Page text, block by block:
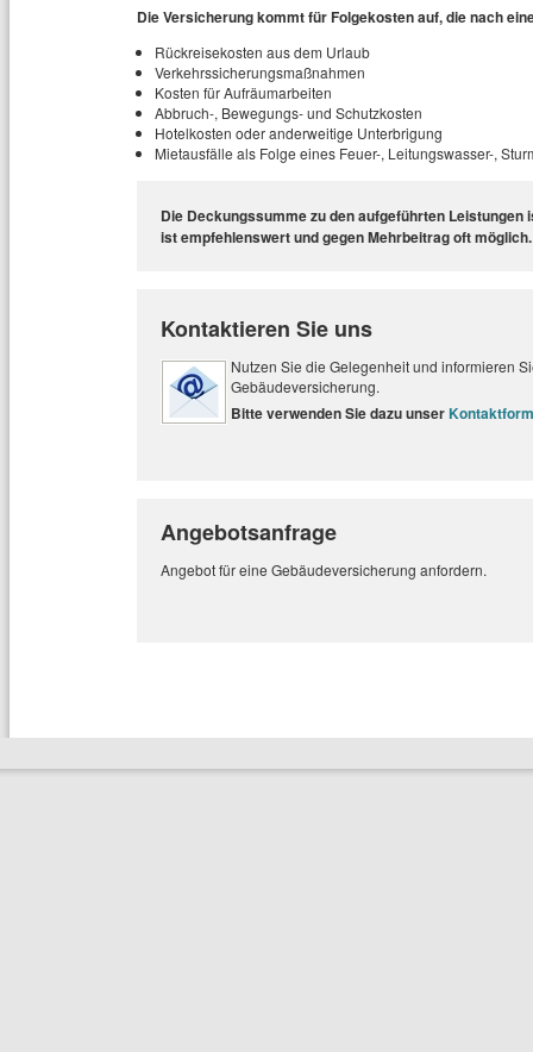
Die Versicherung kommt für Folgekosten auf, die nach
Rückreisekosten aus dem Urlaub
Verkehrssicherungsmaßnahmen
Kosten für Aufräumarbeiten
Abbruch-, Bewegungs- und Schutzkosten
Hotelkosten oder anderweitige Unterbrigung
Mietausfälle als Folge eines Feuer-, Leitungswasser-,
Die Deckungssumme zu den aufgeführten
ist empfehlenswert und gegen Mehrbeitrag oft möglich.
Kontaktieren Sie uns
Nutzen Sie die Gelegenheit und informieren
Gebäudeversicherung.
Bitte verwenden Sie dazu unser
Angebotsanfrage
Angebot für eine Gebäudeversicherung anfordern.